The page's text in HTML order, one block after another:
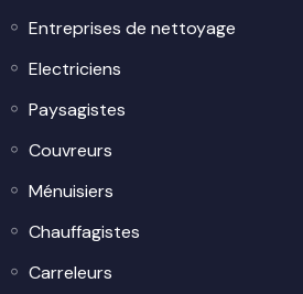
Entreprises de nettoyage
Electriciens
Paysagistes
Couvreurs
Ménuisiers
Chauffagistes
Carreleurs